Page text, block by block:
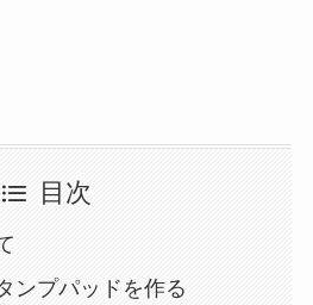
目次
ンプパッドを作る